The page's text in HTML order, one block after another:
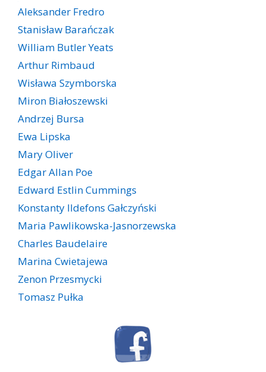
Aleksander Fredro
Stanisław Barańczak
William Butler Yeats
Arthur Rimbaud
Wisława Szymborska
Miron Białoszewski
Andrzej Bursa
Ewa Lipska
Mary Oliver
Edgar Allan Poe
Edward Estlin Cummings
Konstanty Ildefons Gałczyński
Maria Pawlikowska-Jasnorzewska
Charles Baudelaire
Marina Cwietajewa
Zenon Przesmycki
Tomasz Pułka